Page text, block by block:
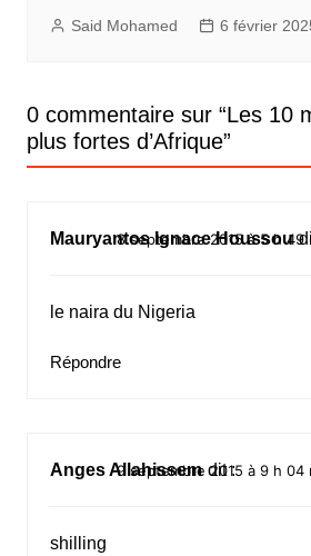
Said Mohamed 6 février
0 commentaire sur “Les 10
plus fortes d’Afrique”
Mauryantos Ignace Houssou
8 septembre 2015 à 5 h 49
le naira du Nigeria
Répondre
Anges Allahissem dit :
9 septembre 2015 à 9 h 04
shilling